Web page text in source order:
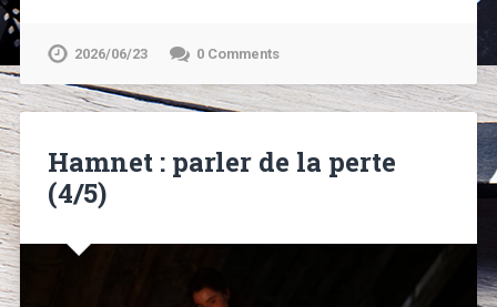
2026/06/23 0 Comments
Hamnet : parler de la perte
(4/5)